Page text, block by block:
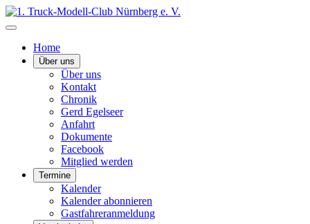
Home
Über uns
Über uns
Kontakt
Chronik
Gerd Egelseer
Anfahrt
Dokumente
Facebook
Mitglied werden
Termine
Kalender
Kalender abonnieren
Gastfahreranmeldung